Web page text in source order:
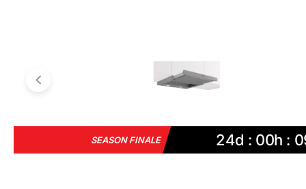
SEASON FINALE 24d : 00h :